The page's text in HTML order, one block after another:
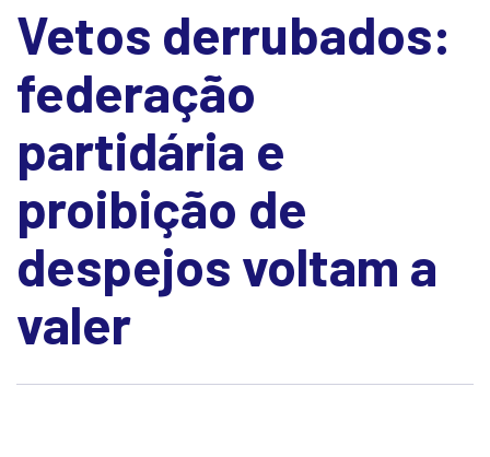
Vetos derrubados:
federação
partidária e
proibição de
despejos voltam a
valer